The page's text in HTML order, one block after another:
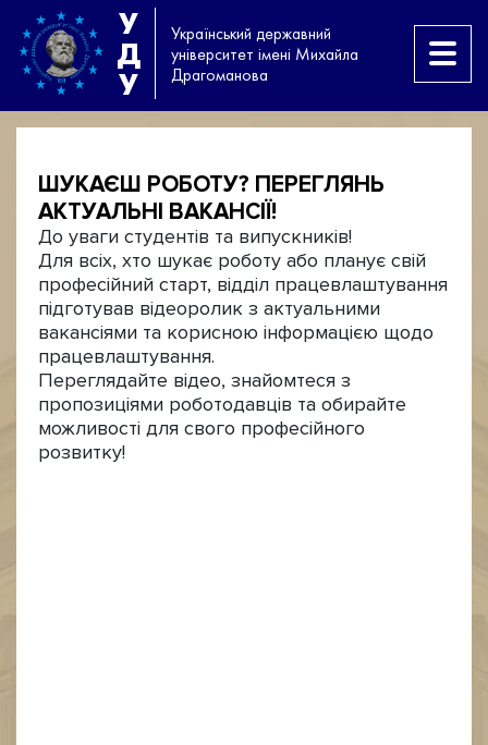
У
Д
У
Український державний
університет імені Михайла
Драгоманова
ШУКАЄШ РОБОТУ? ПЕРЕГЛЯНЬ
АКТУАЛЬНІ ВАКАНСІЇ!
До уваги студентів та випускників!
Для всіх, хто шукає роботу або планує свій
професійний старт, відділ працевлаштування
підготував відеоролик з актуальними
вакансіями та корисною інформацією щодо
працевлаштування.
Переглядайте відео, знайомтеся з
пропозиціями роботодавців та обирайте
можливості для свого професійного
розвитку!